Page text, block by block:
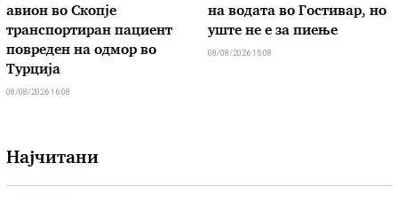
авион во Скопје
транспортиран пациент
повреден на одмор во
Турција
08/08/2026 16:08
на водата во Гостивар, но
уште не е за пиење
08/08/2026 15:08
Најчитани